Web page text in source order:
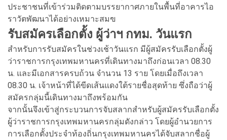
ประชาชนที่เข้าร่วมติดตามบรรยากาศภายในพื้นที่อาคารไอ
ราวัตพัฒนาได้อย่างเหมาะสมฃ
รับสมัครเลือกตั้ง ผู้ว่าฯ กทม. วันแรก
สำหรับการรับสมัครในช่วงเช้าวันแรก มีผู้สมัครรับเลือกตั้งผู้
ว่าราชการกรุงเทพมหานครที่เดินทางมาถึงก่อนเวลา 08.30
น. และมีเอกสารครบถ้วน จำนวน 13 ราย โดยเมื่อถึงเวลา
08.30 น. เจ้าหน้าที่ได้ขีดเส้นแดงใต้รายชื่อสุดท้าย ซึ่งถือว่าผู้
สมัครกลุ่มนี้เดินทางมาถึงพร้อมกัน
จากนั้นจึงเข้าสู่กระบวนการจับสลากสำหรับผู้สมัครรับเลือกตั้ง
ผู้ว่าราชการกรุงเทพมหานครกลุ่มดังกล่าว โดยผู้อำนวยการ
การเลือกตั้งประจำท้องถิ่นกรุงเทพมหานครได้จับสลากชื่อผู้